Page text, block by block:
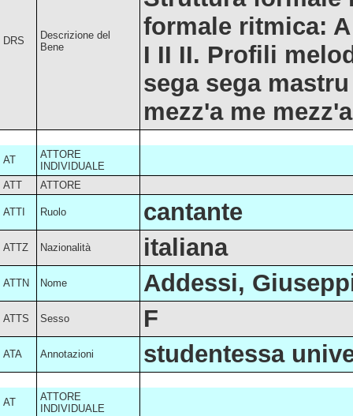
DRS
Descrizione del
Bene
formale ritmica:
I II II. Profili
sega sega
mezz'a me
AT
ATTORE
INDIVIDUALE
ATT
ATTORE
ATTI Ruolo cantante
ATTZ Nazionalità italiana
ATTN Nome Addessi,
ATTS Sesso F
ATA Annotazioni studentessa
AT
ATTORE
INDIVIDUALE